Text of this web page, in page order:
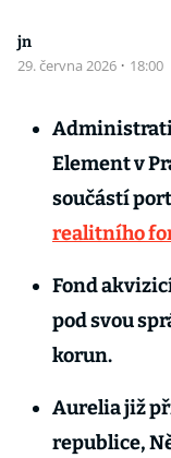
jn
29. června 2026 · 18:00
Element v
součástí
realitního
Fond
pod svou
korun.
Aurelia již
republice,